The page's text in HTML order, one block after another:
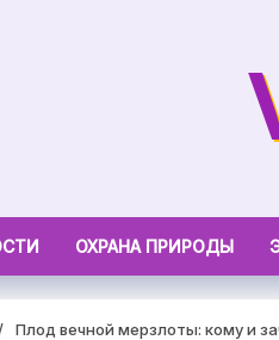
ОХРАНА ПРИРОДЫ
Плод вечной мерзлоты: кому и